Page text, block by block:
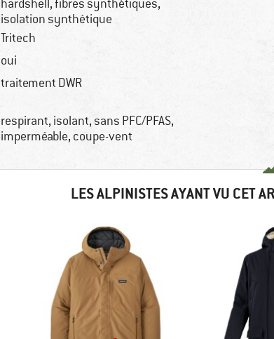
hardshell, fibres synthétiques,
isolation synthétique
Tritech
oui
traitement DWR
respirant, isolant, sans PFC/PFAS,
imperméable, coupe-vent
LES ALPINISTES AYANT VU CET